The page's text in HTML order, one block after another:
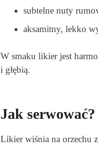
subtelne nuty
aksamitny, lekko
W smaku likier jest
i głębią.
Jak serwować?
Likier wiśnia na orzechu